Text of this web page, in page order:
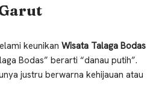
keunikan Wisata Talaga Bodas
Bodas” berarti “danau putih”.
justru berwarna kehijauan atau